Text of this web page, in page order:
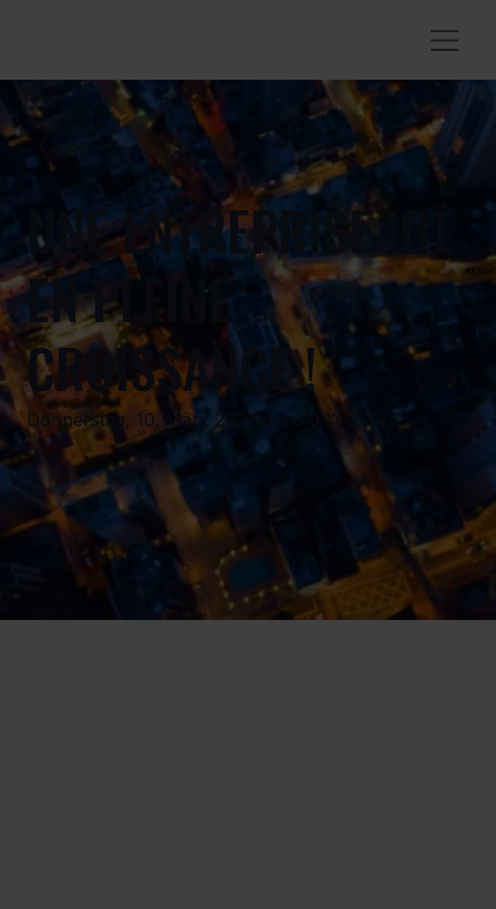
UNE ENTREPRISE IOT
EN PLEINE
CROISSANCE !
Donnerstag, 10. März 2022 um 9:00:00 UTC